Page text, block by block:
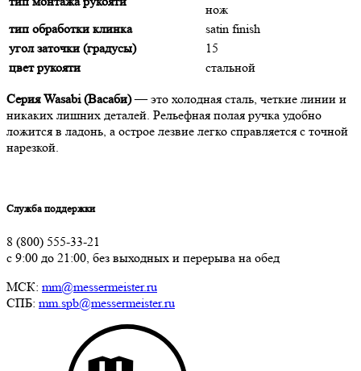
нож
тип обработки клинка
satin finish
угол заточки (градусы)
15
цвет рукояти
стальной
Серия Wasabi (Васаби)— это холодная сталь, четкие линии и
никаких лишних деталей. Рельефная полая ручка удобно
ложится в ладонь, а острое лезвие легко справляется с точной
нарезкой.
Служба поддержки
8 (800) 555-33-21
с 9:00 до 21:00, без выходных и перерыва на обед
МСК: mm@messermeister.ru
СПБ: mm.spb@messermeister.ru